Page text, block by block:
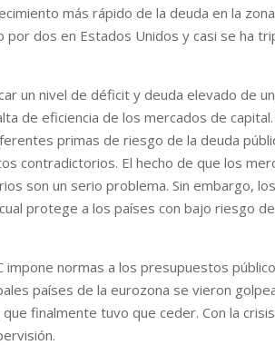
más rápido de la deuda en la
dos en Estados Unidos y casi se ha
un nivel de déficit y deuda elevado de
de eficiencia de los mercados de
primas de riesgo de la deuda
contradictorios. El hecho de que los
son un serio problema. Sin embargo,
protege a los países con bajo riesgo
normas a los presupuestos
países de la eurozona se vieron
finalmente tuvo que ceder. Con la